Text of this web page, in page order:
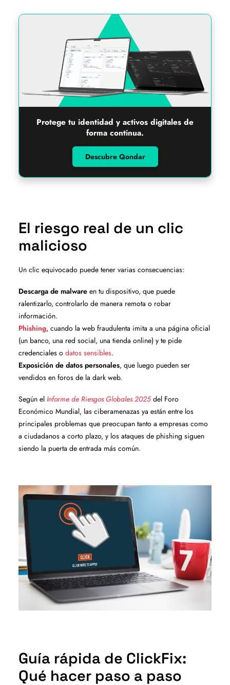
Protege tu identidad y activos digitales de
forma continua.
Descubre Qondar
El riesgo real de un clic
malicioso
Un clic equivocado puede tener varias consecuencias:
Descarga de malware en tu dispositivo, que puede
ralentizarlo, controlarlo de manera remota o robar
información.
Phishing, cuando la web fraudulenta imita a una página oficial
(un banco, una red social, una tienda online) y te pide
credenciales o datos sensibles.
Exposición de datos personales, que luego pueden ser
vendidos en foros de la dark web.
Según el Informe de Riesgos Globales 2025del Foro
Económico Mundial, las ciberamenazas ya están entre los
principales problemas que preocupan tanto a empresas como
a ciudadanos a corto plazo, y los ataques de phishing siguen
siendo la puerta de entrada más común.
Guía rápida de ClickFix:
Qué hacer paso a paso